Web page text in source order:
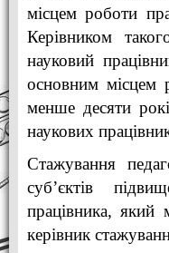
місцем роботи
Керівником
науковий
основним місцем
менше десяти
наукових
Стажування
суб’єктів
працівника, який
керівник